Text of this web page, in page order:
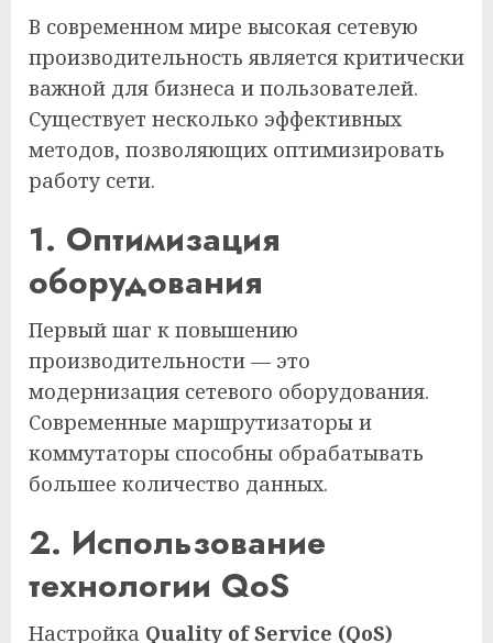
В современном мире высокая сетевую
производительность является критически
важной для бизнеса и пользователей.
Существует несколько эффективных
методов, позволяющих оптимизировать
работу сети.
1. Оптимизация
оборудования
Первый шаг к повышению
производительности — это
модернизация сетевого оборудования.
Современные маршрутизаторы и
коммутаторы способны обрабатывать
большее количество данных.
2. Использование
технологии QoS
Настройка Quality of Service (QoS)